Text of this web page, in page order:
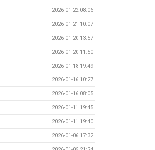
2026-01-22 08:06
2026-01-21 10:07
2026-01-20 13:57
2026-01-20 11:50
2026-01-18 19:49
2026-01-16 10:27
2026-01-16 08:05
2026-01-11 19:45
2026-01-11 19:40
2026-01-06 17:32